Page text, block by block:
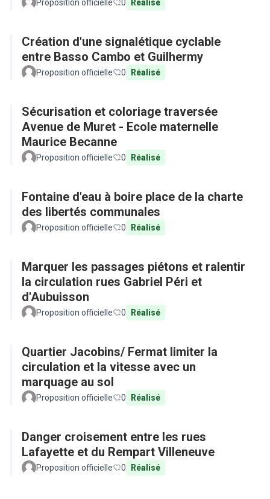
Proposition officielle 0 Réalisé
Création d'une signalétique cyclable
entre Basso Cambo et Guilhermy
Proposition officielle 0 Réalisé
Sécurisation et coloriage traversée
Avenue de Muret - Ecole maternelle
Maurice Becanne
Proposition officielle 0 Réalisé
Fontaine d'eau à boire place de la charte
des libertés communales
Proposition officielle 0 Réalisé
Marquer les passages piétons et ralentir
la circulation rues Gabriel Péri et
d'Aubuisson
Proposition officielle 0 Réalisé
Quartier Jacobins/ Fermat limiter la
circulation et la vitesse avec un
marquage au sol
Proposition officielle 0 Réalisé
Danger croisement entre les rues
Lafayette et du Rempart Villeneuve
Proposition officielle 0 Réalisé